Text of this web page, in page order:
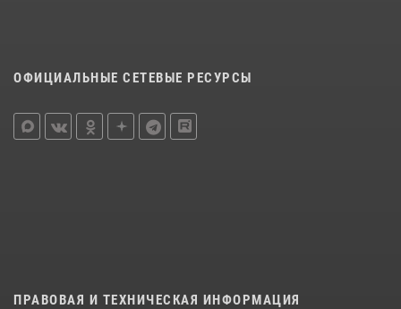
ОФИЦИАЛЬНЫЕ СЕТЕВЫЕ РЕСУРСЫ
ПРАВОВАЯ И ТЕХНИЧЕСКАЯ ИНФОРМАЦИЯ